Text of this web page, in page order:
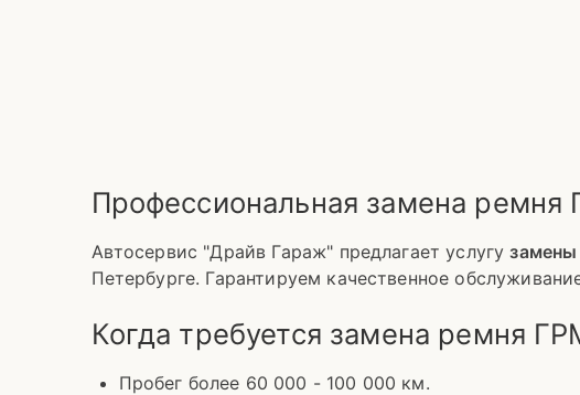
Профессиональная замена ремня
Автосервис "Драйв Гараж" предлагает услугу
Петербурге. Гарантируем качественное
Когда требуется замена ремня
Пробег более 60 000 - 100 000 км.